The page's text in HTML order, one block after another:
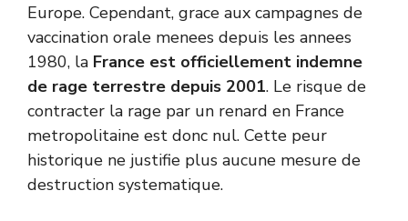
Europe. Cependant, grace aux campagnes de
vaccination orale menees depuis les annees
1980, la France est officiellement indemne
de rage terrestre depuis 2001. Le risque de
contracter la rage par un renard en France
metropolitaine est donc nul. Cette peur
historique ne justifie plus aucune mesure de
destruction systematique.